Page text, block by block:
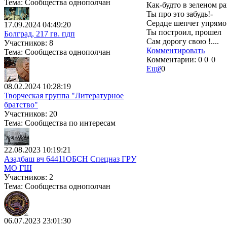
Тема: Сообщества однополчан
17.09.2024 04:49:20
Болград, 217 гв. пдп
Участников: 8
Тема: Сообщества однополчан
08.02.2024 10:28:19
Творческая группа "Литературное
братство"
Участников: 20
Тема: Сообщества по интересам
22.08.2023 10:19:21
Азадбаш вч 64411ОБСН Спецназ ГРУ
МО ГШ
Участников: 2
Тема: Сообщества однополчан
06.07.2023 23:01:30
Как-будто в зеленом
Ты про это забудь!-
Сердце шепчет
Ты построил, прошел
Сам дорогу свою !....
Комментировать
Комментарии: 0 0 0
Ещё0